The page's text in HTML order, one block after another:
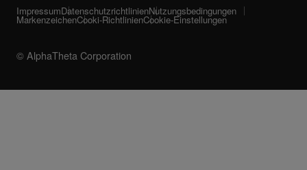
© AlphaTheta Corporation
ImpressumDatenschutzrichtlinienNutzungsbedingungen
MarkenzeichenCooki-RichtlinienCookie-Einstellungen